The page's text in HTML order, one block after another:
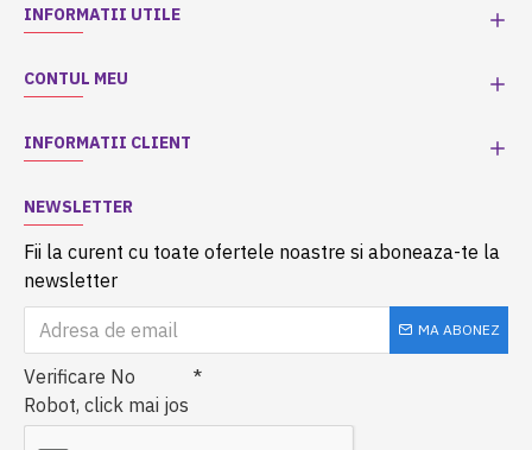
INFORMATII UTILE
CONTUL MEU
INFORMATII CLIENT
NEWSLETTER
Fii la curent cu toate ofertele noastre si aboneaza-te la
newsletter
MA ABONEZ
Verificare No
Robot, click mai jos